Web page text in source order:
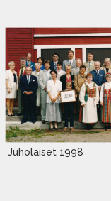
Juholaiset 1998